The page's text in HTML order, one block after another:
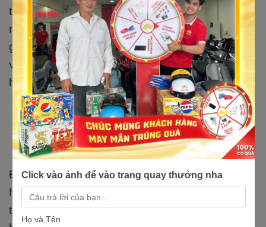
theo gói kỹ hạn mà khách chọn lựa. Chính sách
này như một giải pháp tài chính thống minh,
giúp khách hàng vừa có thể mua xe với giá tốt,
vừa không làm ảnh hưởng đến ngân sách sinh
hoạt hằng tháng.
Dịch vụ hậu mãi tận tâm, bảo hành –
bảo dưỡng chuyên nghiệp
Đến với cửa hàng xe máy điện Nam Tiến, khách
hàng còn được trả nghiệm dịch vụ hậu mãi tận
tâm, cam kết đồng hành lâu dài cùng khách
Click vào ảnh để vào trang quay thưởng nha
Họ và Tên